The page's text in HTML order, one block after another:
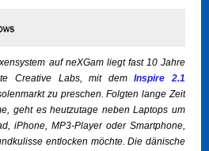
auf neXGam liegt fast 10 Jahre
Creative Labs, mit demInspire 2.1
zu preschen. Folgten lange Zeit
geht es heutzutage neben Laptops um
iPhone, MP3-Player oder Smartphone,
entlocken möchte. Die dänische